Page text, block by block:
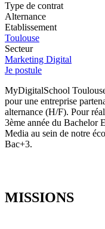
Type de contrat
Alternance
Etablissement
Toulouse
Secteur
Marketing Digital
Je postule
MyDigitalSchool
pour une entreprise
alternance (H/F). Pour
3ème année du Bachelor
Media au sein de notre
Bac+3.
MISSIONS